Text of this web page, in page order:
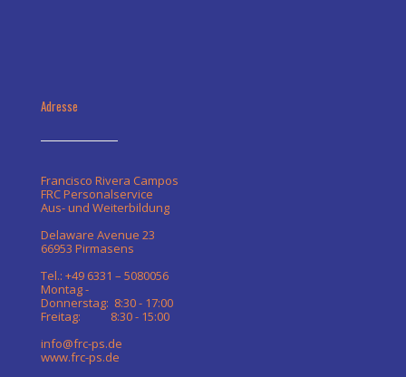
Adresse
Francisco Rivera Campos
FRC Personalservice
Aus- und Weiterbildung
Delaware Avenue 23
66953 Pirmasens
Tel.: +49 6331 – 5080056
Montag -
Donnerstag: 8:30 - 17:00
Freitag: 8:30 - 15:00
info@frc-ps.de
www.frc-ps.de